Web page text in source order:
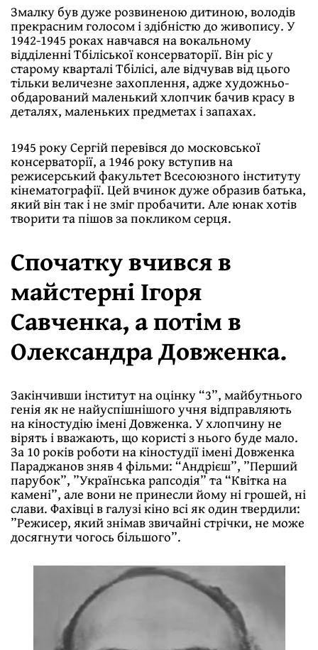
Змалку був дуже розвиненою дитиною, володів
прекрасним голосом і здібністю до живопису. У
1942-1945 роках навчався на вокальному
відділенні Тбіліської консерваторії. Він ріс у
старому кварталі Тбілісі, але відчував від цього
тільки величезне захоплення, адже художньо-
обдарований маленький хлопчик бачив красу в
деталях, маленьких предметах і запахах.
1945 року Сергій перевівся до московської
консерваторії, а 1946 року вступив на
режисерський факультет Всесоюзного інституту
кінематографії. Цей вчинок дуже образив батька,
який він так і не зміг пробачити. Але юнак хотів
творити та пішов за покликом серця.
Спочатку вчився в
майстерні Ігоря
Савченка, а потім в
Олександра Довженка.
Закінчивши інститут на оцінку “3”, майбутнього
генія як не найуспішнішого учня відправляють
на кіностудію імені Довженка. У хлопчину не
вірять і вважають, що користі з нього буде мало.
За 10 років роботи на кіностудії імені Довженка
Параджанов зняв 4 фільми: “Андрієш”, ”Перший
парубок”, ”Українська рапсодія” та “Квітка на
камені”, але вони не принесли йому ні грошей, ні
слави. Фахівці в галузі кіно всі як один твердили:
”Режисер, який знімав звичайні стрічки, не може
досягнути чогось більшого”.